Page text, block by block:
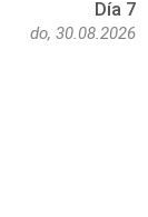
Día 7
do, 30.08.2026